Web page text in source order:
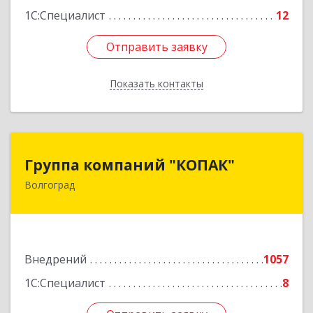
1С:Специалист 12
Отправить заявку
Показать контакты
Отправить заявку
Назад
Группа компаний "КОПАК"
Волгоград
Внедрений
1057
1С:Специалист
8
Группа компаний "КОПАК"
400081, Волгоградская обл, Волгоград г,